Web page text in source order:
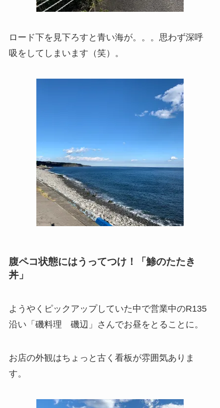
ロード下を見下ろすと青い海が。。。思わず深呼
吸をしてしまいます（笑）。
腹ペコ状態にはうってつけ！「鯵のたたき
丼」
ようやくピックアップしていた中で営業中のR135
沿い「磯料理 磯辺」さんでお昼をとることに。
お店の外観はちょっと古く看板が雰囲気ありま
す。